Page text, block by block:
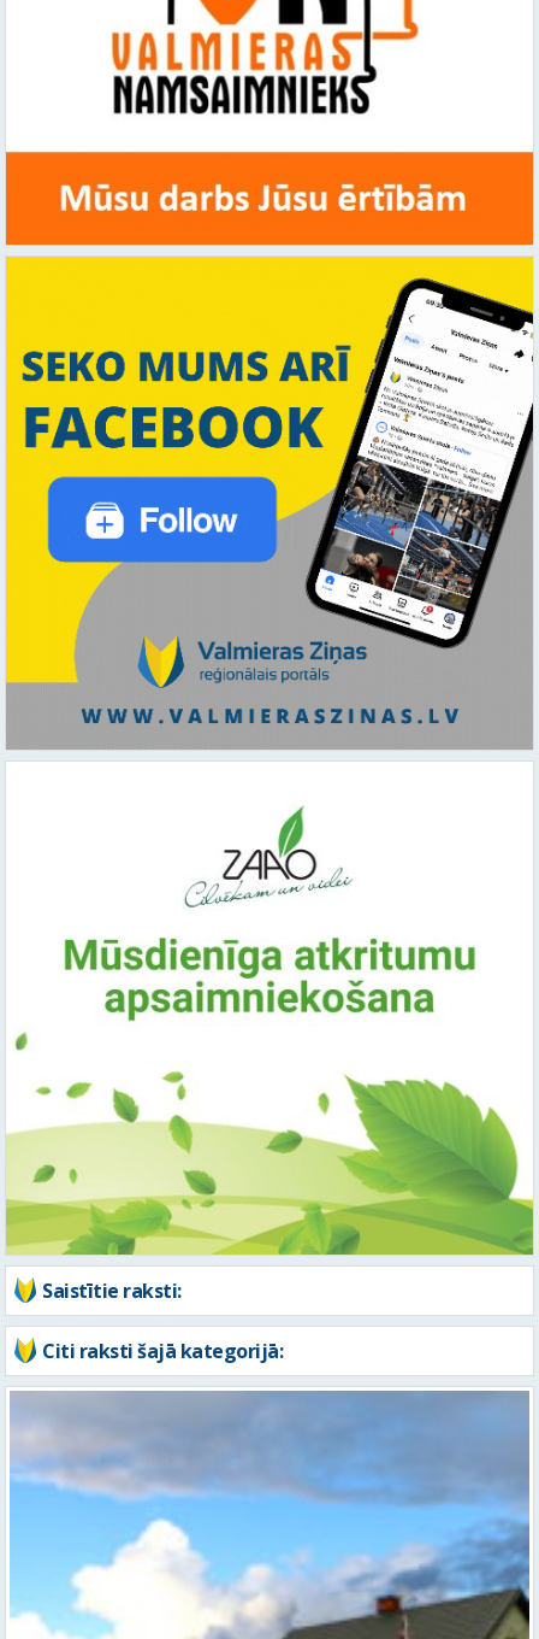
Saistītie raksti:
Citi raksti šajā kategorijā: